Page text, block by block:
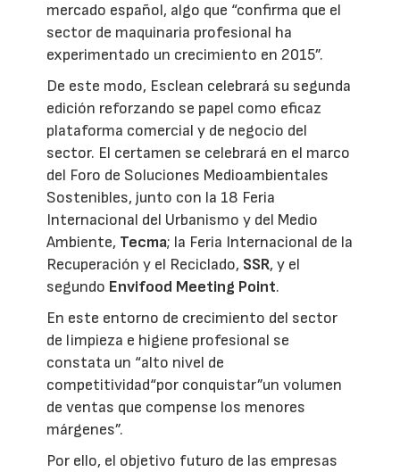
mercado español, algo que “confirma que el
sector de maquinaria profesional ha
experimentado un crecimiento en 2015”.
De este modo, Esclean celebrará su segunda
edición reforzando se papel como eficaz
plataforma comercial y de negocio del
sector. El certamen se celebrará en el marco
del Foro de Soluciones Medioambientales
Sostenibles, junto con la 18 Feria
Internacional del Urbanismo y del Medio
Ambiente, Tecma; la Feria Internacional de la
Recuperación y el Reciclado, SSR, y el
segundo Envifood Meeting Point.
En este entorno de crecimiento del sector
de limpieza e higiene profesional se
constata un “alto nivel de
competitividad“por conquistar”un volumen
de ventas que compense los menores
márgenes”.
Por ello, el objetivo futuro de las empresas